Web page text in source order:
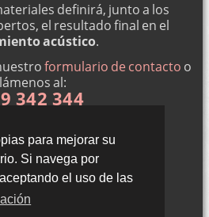
para mejorar su
Si navega por
el uso de las
definirá, junto a los
el resultado final en el
acústico.
formulario de contacto o
al:
342 344